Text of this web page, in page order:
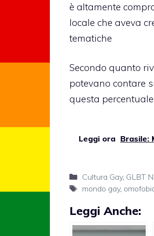
è altamente
locale che aveva
tematiche
Secondo quanto
potevano contare
questa
Leggi ora Brasile:
Categorie
Cultura Gay, GLBT
Tag
mondo gay,
Leggi Anche: